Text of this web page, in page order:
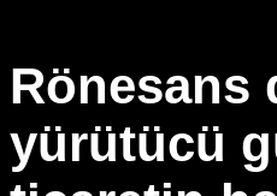
Rönesans
yürütücü